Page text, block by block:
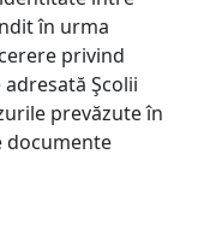
în urma
privind
Şcolii
prevăzute în
documente